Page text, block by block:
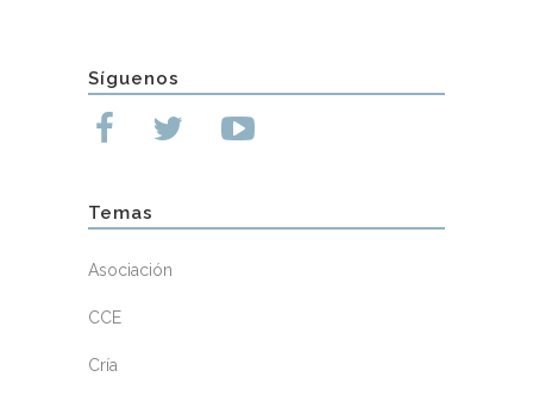
Síguenos
Temas
Asociación
CCE
Cría